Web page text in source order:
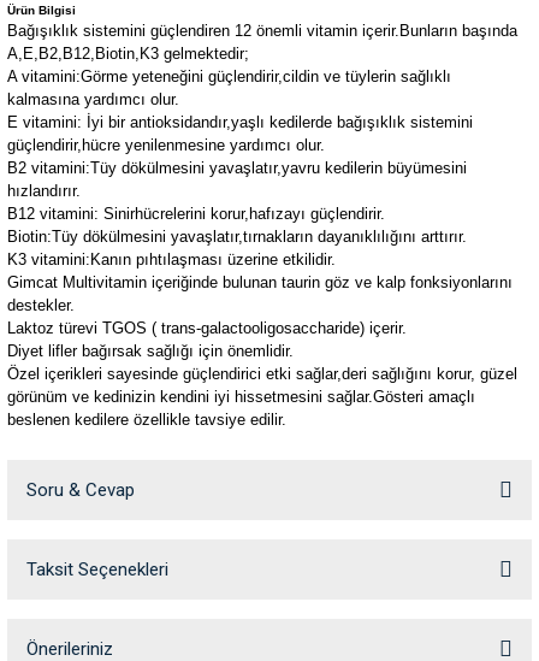
Temizlik
Ek Besinler
Kapları
Kemikleri
Seyahat Ürünleri
Ek Besinleri
Ürün Bilgisi
Bağışıklık sistemini güçlendiren 12 önemli vitamin içerir.Bunların başında
A,E,B2,B12,Biotin,K3 gelmektedir;
A vitamini:Görme yeteneğini güçlendirir,cildin ve tüylerin sağlıklı
kalmasına yardımcı olur.
E vitamini: İyi bir antioksidandır,yaşlı kedilerde bağışıklık sistemini
güçlendirir,hücre yenilenmesine yardımcı olur.
B2 vitamini:Tüy dökülmesini yavaşlatır,yavru kedilerin büyümesini
hızlandırır.
B12 vitamini: Sinirhücrelerini korur,hafızayı güçlendirir.
Biotin:Tüy dökülmesini yavaşlatır,tırnakların dayanıklılığını arttırır.
K3 vitamini:Kanın pıhtılaşması üzerine etkilidir.
Gimcat Multivitamin içeriğinde bulunan taurin göz ve kalp fonksiyonlarını
destekler.
Laktoz türevi TGOS ( trans-galactooligosaccharide) içerir.
Diyet lifler bağırsak sağlığı için önemlidir.
Özel içerikleri sayesinde güçlendirici etki sağlar,deri sağlığını korur, güzel
görünüm ve kedinizin kendini iyi hissetmesini sağlar.Gösteri amaçlı
beslenen kedilere özellikle tavsiye edilir.
Sebze ve Tahıllar (Arpa) , Katı ve Sıvı Yağlar, Süt ve süt ürünleri (peynir)
Nem13.00 %, Ham Protein5.00 %, Ham Yağ 38.00 %, Ham Lif 3,20 %,
mcg/kg, Biotin 1.665 mcg/kg, VitK39,90 mg/kg, Vit B1 20,00 mg/kg,
Soru & Cevap
Ürün hakkında henüz soru sorulmamış.
Taksit Seçenekleri
Önerileriniz